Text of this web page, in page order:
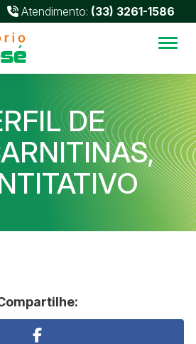
Atendimento: (33) 3261-1586
DE